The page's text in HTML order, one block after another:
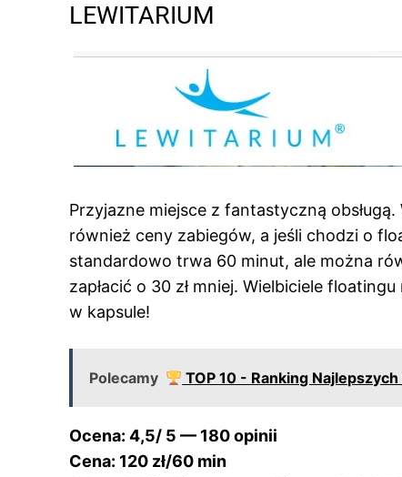
LEWITARIUM
Przyjazne miejsce z fantastyczną
również ceny zabiegów, a jeśli chodzi o
standardowo trwa 60 minut, ale można
zapłacić o 30 zł mniej. Wielbiciele
w kapsule!
Polecamy TOP 10 - Ranking
Ocena: 4,5/ 5 — 180 opinii
Cena: 120 zł/60 min